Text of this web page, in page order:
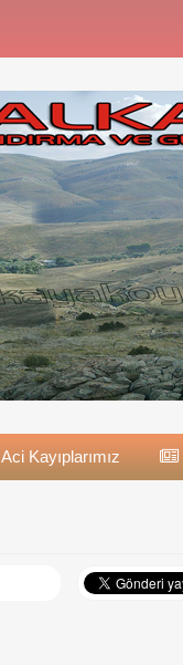
Aci Kayıplarımız